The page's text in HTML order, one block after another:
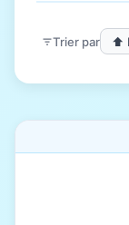
Trier par
Fenêtres